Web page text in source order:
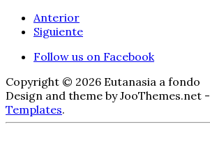
Anterior
Siguiente
Follow us on Facebook
Copyright © 2026 Eutanasia a fondo
Design and theme by JooThemes.net -
Templates.